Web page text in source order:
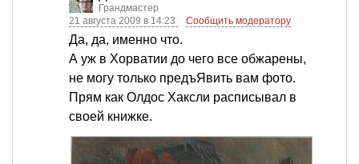
Грандмастер
21 августа 2009 в 14:23
Сообщить модератору
Да, да, именно что.
А уж в Хорватии до чего все обжарены,
не могу только предъЯвить вам фото.
Прям как Олдос Хаксли расписывал в
своей книжке.